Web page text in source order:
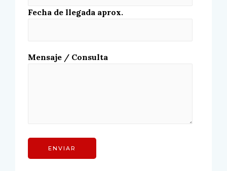
Fecha de llegada aprox.
Mensaje / Consulta